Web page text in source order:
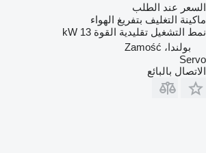
السعر عند الطلب
ماكينة التغليف بتفريغ الهواء
نمط التشغيل تقليدية القوة 13 kW
بولندا، Zamość
Servo
الاتصال بالبائع